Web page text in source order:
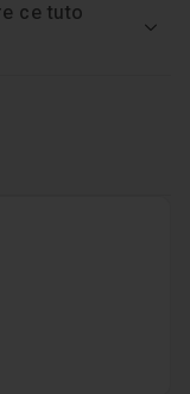
ce tuto